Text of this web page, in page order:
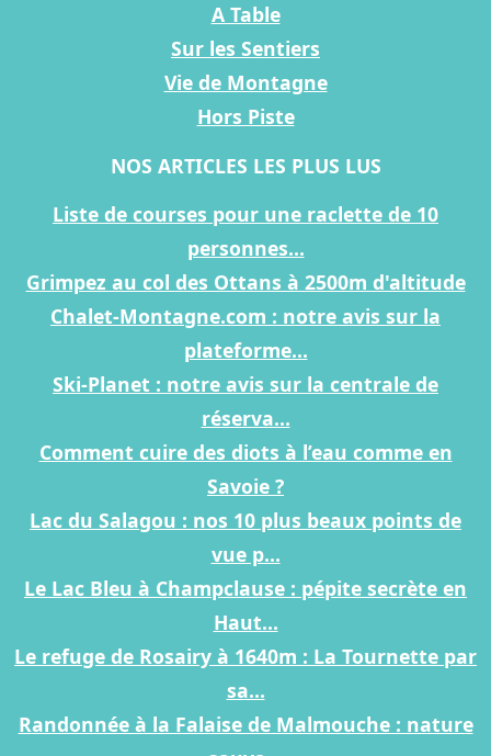
A Table
Sur les Sentiers
Vie de Montagne
Hors Piste
NOS ARTICLES LES PLUS LUS
Liste de courses pour une raclette de 10
personnes...
Grimpez au col des Ottans à 2500m d'altitude
Chalet-Montagne.com : notre avis sur la
plateforme...
Ski-Planet : notre avis sur la centrale de
réserva...
Comment cuire des diots à l’eau comme en
Savoie ?
Lac du Salagou : nos 10 plus beaux points de
vue p...
Le Lac Bleu à Champclause : pépite secrète en
Haut...
Le refuge de Rosairy à 1640m : La Tournette par
sa...
Randonnée à la Falaise de Malmouche : nature